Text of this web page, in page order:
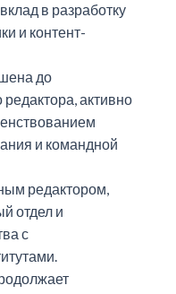
в разработку
и контент-
до
редактора, активно
и командной
редактором,
отдел и
с